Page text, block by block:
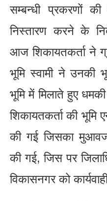
सम्बन्धी प्रकरणों
निस्तारण करने के
आज शिकायतकर्ता ने
भूमि स्वामी ने उनकी
भूमि में मिलाते हुए
शिकायतकर्ता की भूमि
की गई जिसका
की गई, जिस पर
विकासनगर को